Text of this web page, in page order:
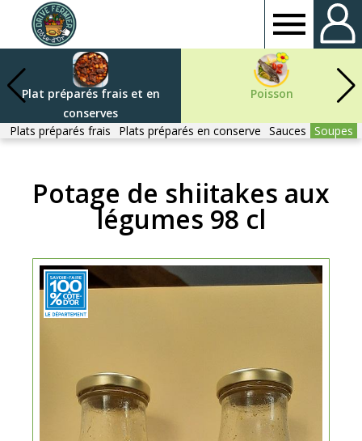
fermier
Côte
Plat préparés frais et en
conserves
Poisson
Plats préparés frais Plats préparés en conserve Sauces Soupes
Potage de shiitakes aux
légumes 98 cl